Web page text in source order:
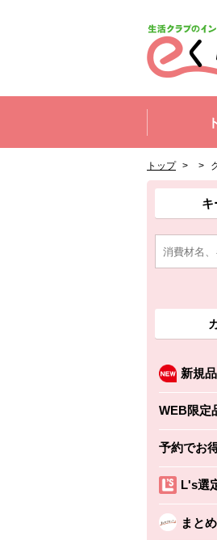
トップ > >
ここから消
キ
新規品
WEB限定
予約でお
L's選
まと
消費材検索
ここから本
ここから組
組合員向け
ここから本
えびの風味がぶわっ！
(税込356円)